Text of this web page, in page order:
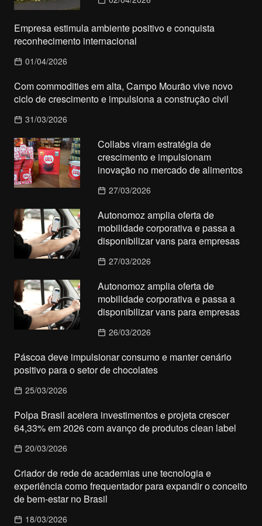
Empresa estimula ambiente positivo e conquista
reconhecimento internacional
01/04/2026
Com commodities em alta, Campo Mourão vive novo
ciclo de crescimento e impulsiona a construção civil
31/03/2026
Collabs viram estratégia de
crescimento e impulsionam
inovação no mercado de alimentos
27/03/2026
Autonomoz amplia oferta de
mobilidade corporativa e passa a
disponibilizar vans para empresas
27/03/2026
Autonomoz amplia oferta de
mobilidade corporativa e passa a
disponibilizar vans para empresas
26/03/2026
Páscoa deve impulsionar consumo e manter cenário
positivo para o setor de chocolates
25/03/2026
Polpa Brasil acelera investimentos e projeta crescer
64,33% em 2026 com avanço de produtos clean label
20/03/2026
Criador de rede de academias une tecnologia e
experiência como frequentador para expandir o conceito
de bem-estar no Brasil
18/03/2026